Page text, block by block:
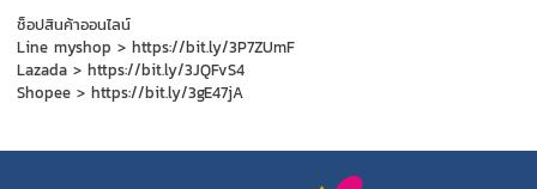
ช็อปสินค้าออนไลน์
Line myshop > https://bit.ly/3P7ZUmF
Lazada > https://bit.ly/3JQFvS4
Shopee > https://bit.ly/3gE47jA